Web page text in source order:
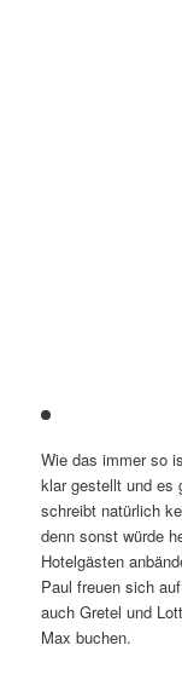
Wie das immer so
klar gestellt und es
schreibt natürlich
denn sonst würde
Hotelgästen
Paul freuen sich
auch Gretel und
Max buchen.